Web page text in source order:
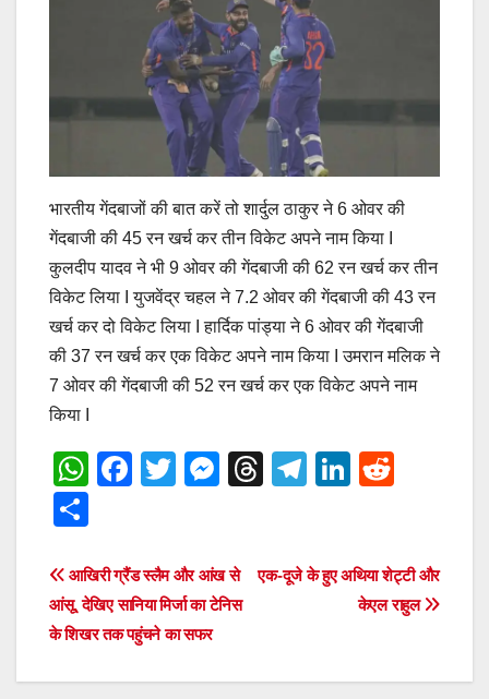
भारतीय गेंदबाजों की बात करें तो शार्दुल ठाकुर ने 6 ओवर की
गेंदबाजी की 45 रन खर्च कर तीन विकेट अपने नाम किया I
कुलदीप यादव ने भी 9 ओवर की गेंदबाजी की 62 रन खर्च कर तीन
विकेट लिया I युजवेंद्र चहल ने 7.2 ओवर की गेंदबाजी की 43 रन
खर्च कर दो विकेट लिया I हार्दिक पांड्या ने 6 ओवर की गेंदबाजी
की 37 रन खर्च कर एक विकेट अपने नाम किया I उमरान मलिक ने
7 ओवर की गेंदबाजी की 52 रन खर्च कर एक विकेट अपने नाम
किया I
W
s
A
p
p
F
e
b
o
o
T
er
M
e
n
er
T
a
T
gr
Li
e
dI
di
t
ar
e
Post
navigation
एक-दूजे के हुए अथिया शेट्टी और
केएल राहुल
आखिरी ग्रैंड स्लैम और आंख से
आंसू, देखिए सानिया मिर्जा का टेनिस
के शिखर तक पहुंचने का सफर